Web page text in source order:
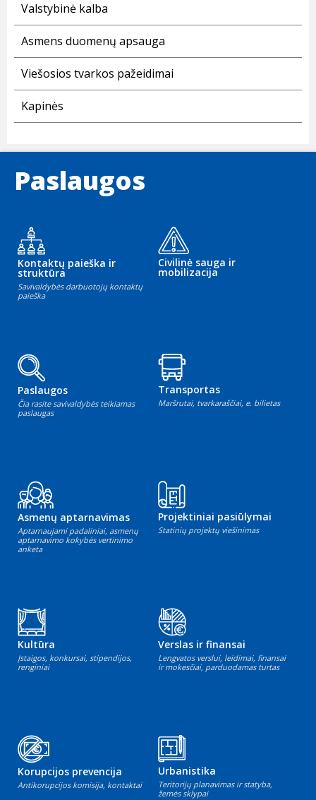
Valstybinė kalba
Asmens duomenų apsauga
Viešosios tvarkos pažeidimai
Kapinės
Paslaugos
Kontaktų paieška ir
struktūra
Savivaldybės darbuotojų kontaktų
paieška
Civilinė sauga ir
mobilizacija
Paslaugos
Čia rasite savivaldybės teikiamas
paslaugas
Transportas
Maršrutai, tvarkaraščiai, e. bilietas
Asmenų aptarnavimas
Aptarnaujami padaliniai, asmenų
aptarnavimo kokybės vertinimo
anketa
Projektiniai pasiūlymai
Statinių projektų viešinimas
Kultūra
Įstaigos, konkursai, stipendijos,
renginiai
Verslas ir finansai
Lengvatos verslui, leidimai, finansai
ir mokesčiai, parduodamas turtas
Korupcijos prevencija
Antikorupcijos komisija, kontaktai
Urbanistika
Teritorijų planavimas ir statyba,
žemės sklypai